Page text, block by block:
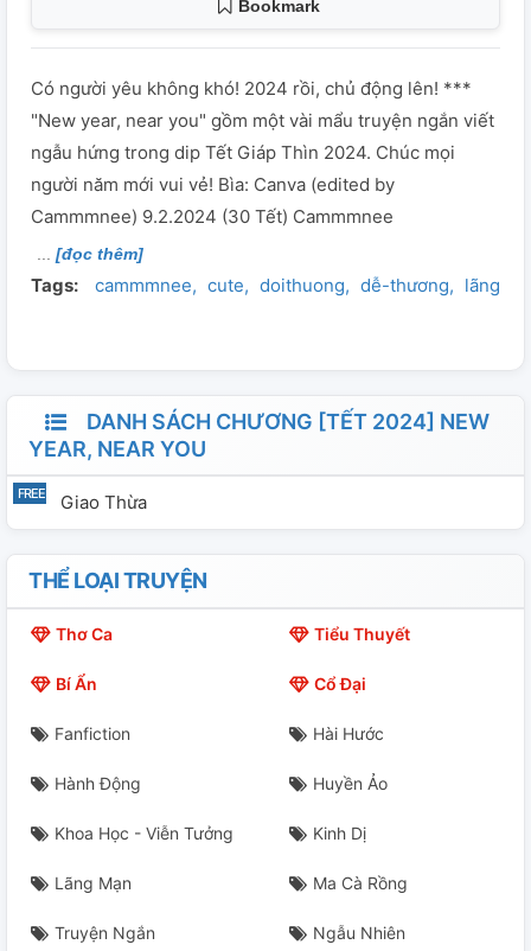
Bookmark
Có người yêu không khó! 2024 rồi, chủ động lên! ***
"New year, near you" gồm một vài mẩu truyện ngắn viết
ngẫu hứng trong dip Tết Giáp Thìn 2024. Chúc mọi
người năm mới vui vẻ! Bìa: Canva (edited by
Cammmnee) 9.2.2024 (30 Tết) Cammmnee
[đọc thêm]
Tags: cammmnee cute doithuong dễ-thương lãng-
DANH SÁCH CHƯƠNG [TẾT 2024] NEW
YEAR, NEAR YOU
Giao Thừa
THỂ LOẠI TRUYỆN
Thơ Ca Tiểu Thuyết
Bí Ẩn Cổ Đại
Fanfiction Hài Hước
Hành Động Huyền Ảo
Khoa Học - Viễn Tưởng Kinh Dị
Lãng Mạn Ma Cà Rồng
Truyện Ngắn Ngẫu Nhiên